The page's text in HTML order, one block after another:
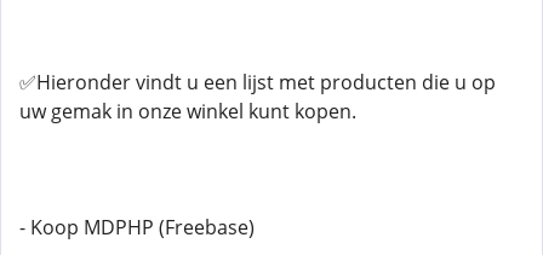
✅Hieronder vindt u een lijst met producten die u op
uw gemak in onze winkel kunt kopen.
- Koop MDPHP (Freebase)